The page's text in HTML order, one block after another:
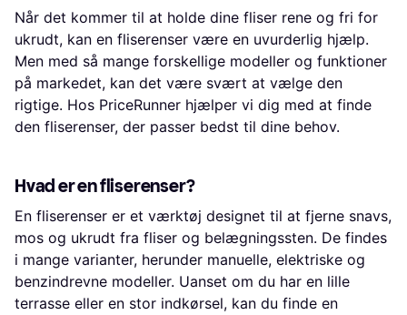
Når det kommer til at holde dine fliser rene og fri for
ukrudt, kan en fliserenser være en uvurderlig hjælp.
Men med så mange forskellige modeller og funktioner
på markedet, kan det være svært at vælge den
rigtige. Hos PriceRunner hjælper vi dig med at finde
den fliserenser, der passer bedst til dine behov.
Hvad er en fliserenser?
En fliserenser er et værktøj designet til at fjerne snavs,
mos og ukrudt fra fliser og belægningssten. De findes
i mange varianter, herunder manuelle, elektriske og
benzindrevne modeller. Uanset om du har en lille
terrasse eller en stor indkørsel, kan du finde en